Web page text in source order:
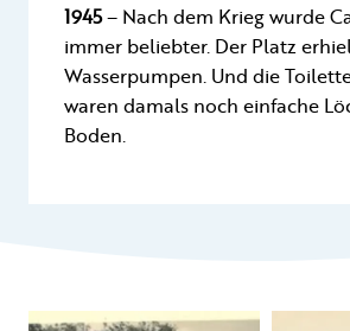
1945– Nach dem Krieg wurde
immer beliebter. Der Platz
Wasserpumpen. Und die
waren damals noch einfache
Boden.